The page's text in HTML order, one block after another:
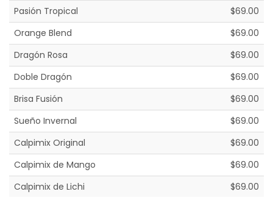
Pasión Tropical
$69.00
Orange Blend
$69.00
Dragón Rosa
$69.00
Doble Dragón
$69.00
Brisa Fusión
$69.00
Sueño Invernal
$69.00
Calpimix Original
$69.00
Calpimix de Mango
$69.00
Calpimix de Lichi
$69.00